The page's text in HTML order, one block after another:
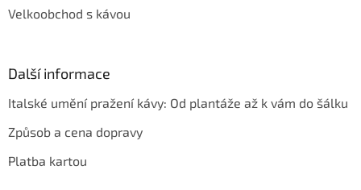
Velkoobchod s kávou
Další informace
Italské umění pražení kávy: Od plantáže až k vám do šálku
Způsob a cena dopravy
Platba kartou